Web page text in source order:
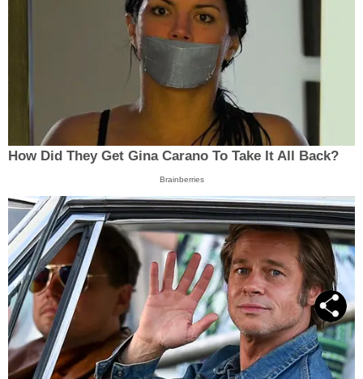
How Did They Get Gina Carano To Take It All Back?
Brainberries